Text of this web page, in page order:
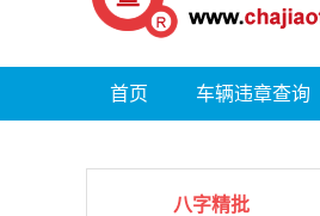
首页 车辆违章查询
八字精批